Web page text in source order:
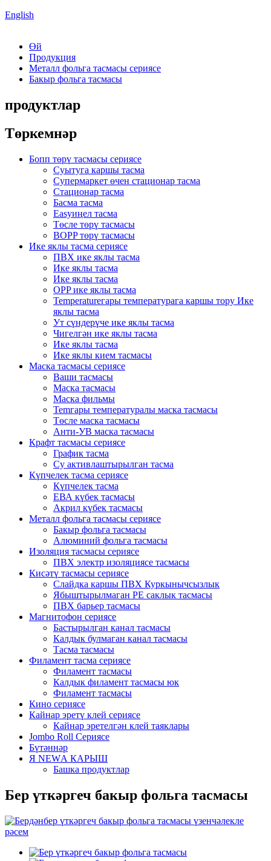
English
Өй
Продукция
Металл фольга тасмасы сериясе
Бакыр фольга тасмасы
продуктлар
Төркемнәр
Бопп төрү тасмасы сериясе
Суытуга каршы тасма
Супермаркет өчен стационар тасма
Стационар тасма
Басма тасма
Easyиңел тасма
Төсле төрү тасмасы
BOPP төрү тасмасы
Ике яклы тасма сериясе
ПВХ ике яклы тасма
Ике яклы тасма
Ике яклы тасма
OPP ике яклы тасма
Temperatureгары температурага каршы тору Ике
яклы тасма
Ут сүндерүче ике яклы тасма
Чигелгән ике яклы тасма
Ике яклы тасма
Ике яклы кием тасмасы
Маска тасмасы сериясе
Ваши тасмасы
Маска тасмасы
Маска фильмы
Temгары температуралы маска тасмасы
Төсле маска тасмасы
Анти-УВ маска тасмасы
Крафт тасмасы сериясе
График тасма
Су активлаштырылган тасма
Күпчелек тасма сериясе
Күпчелек тасма
ЕВА күбек тасмасы
Акрил күбек тасмасы
Металл фольга тасмасы сериясе
Бакыр фольга тасмасы
Алюминий фольга тасмасы
Изоляция тасмасы сериясе
ПВХ электр изоляциясе тасмасы
Кисәтү тасмасы сериясе
Слайдка каршы ПВХ Куркынычсызлык
Ябыштырылмаган PE саклык тасмасы
ПВХ барьер тасмасы
Магнитофон сериясе
Бастырылган канал тасмасы
Калдык булмаган канал тасмасы
Тасма тасмасы
Филамент тасма сериясе
Филамент тасмасы
Калдык филамент тасмасы юк
Филамент тасмасы
Кино сериясе
Кайнар эретү клей сериясе
Кайнар эретелгән клей таяклары
Jombo Roll Сериясе
Бүтәннәр
Я NEWА КАРЫШ
Башка продуктлар
Бер үткәргеч бакыр фольга тасмасы